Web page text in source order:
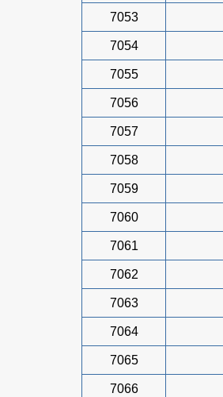
7053
7054
7055
7056
7057
7058
7059
7060
7061
7062
7063
7064
7065
7066